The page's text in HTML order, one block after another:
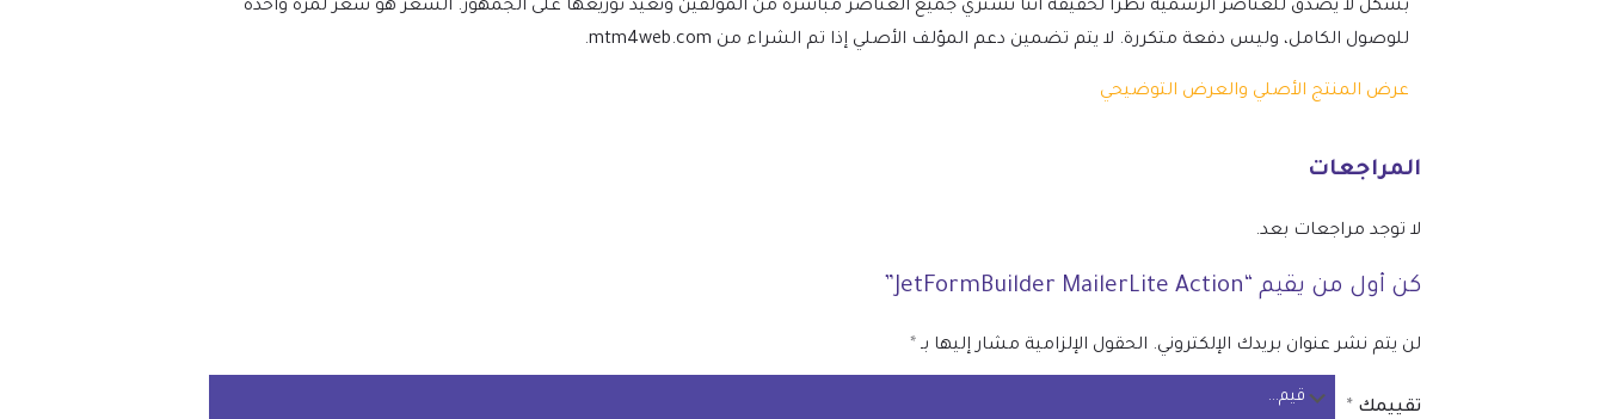
بشكل لا يصدق للعناصر الرسمية نظرًا لحقيقة أننا نشتري جميع العناصر مباشرة من المؤلفين ونعيد توزيعها على الجمهور. السعر هو سعر لمرة واحدة
للوصول الكامل، وليس دفعة متكررة. لا يتم تضمين دعم المؤلف الأصلي إذا تم الشراء من mtm4web.com.
عرض المنتج الأصلي والعرض التوضيحي
المراجعات
لا توجد مراجعات بعد.
كن أول من يقيم “JetFormBuilder MailerLite Action”
لن يتم نشر عنوان بريدك الإلكتروني. الحقول الإلزامية مشار إليها بـ *
تقييمك *